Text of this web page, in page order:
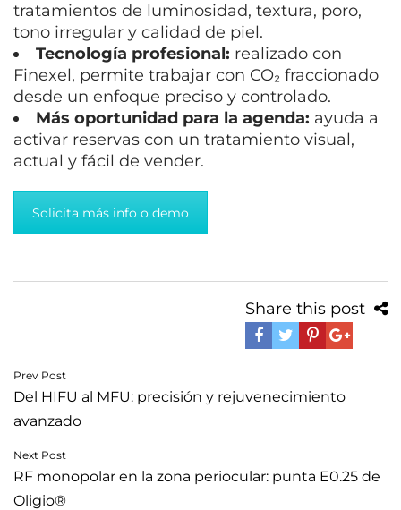
tratamientos de luminosidad, textura, poro,
tono irregular y calidad de piel.
Tecnología profesional: realizado con
Finexel, permite trabajar con CO₂ fraccionado
desde un enfoque preciso y controlado.
Más oportunidad para la agenda: ayuda a
activar reservas con un tratamiento visual,
actual y fácil de vender.
Solicita más info o demo
Share this post
Navegación
de
entradas
Prev Post
Del HIFU al MFU: precisión y rejuvenecimiento
avanzado
Next Post
RF monopolar en la zona periocular: punta E0.25 de
Oligio®